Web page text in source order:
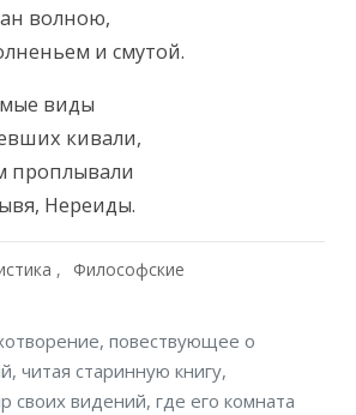
волною,
и смутой.
виды
кивали,
проплывали
Нереиды.
Философские
повествующее о
читая старинную книгу,
своих видений, где его комната